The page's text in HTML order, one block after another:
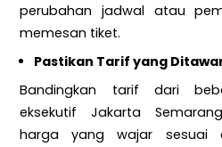
perubahan jadwal atau
memesan tiket.
Pastikan Tarif yang
Bandingkan tarif dari
eksekutif Jakarta
harga yang wajar sesuai